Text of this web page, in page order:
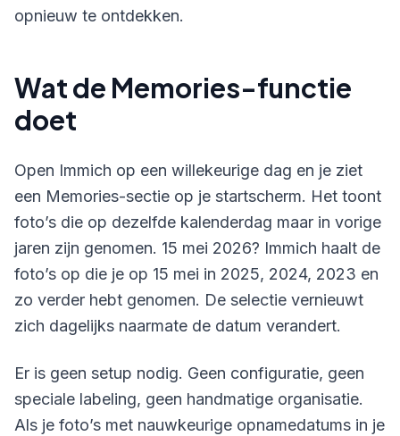
opnieuw te ontdekken.
Wat de Memories-functie
doet
Open Immich op een willekeurige dag en je ziet
een Memories-sectie op je startscherm. Het toont
foto’s die op dezelfde kalenderdag maar in vorige
jaren zijn genomen. 15 mei 2026? Immich haalt de
foto’s op die je op 15 mei in 2025, 2024, 2023 en
zo verder hebt genomen. De selectie vernieuwt
zich dagelijks naarmate de datum verandert.
Er is geen setup nodig. Geen configuratie, geen
speciale labeling, geen handmatige organisatie.
Als je foto’s met nauwkeurige opnamedatums in je